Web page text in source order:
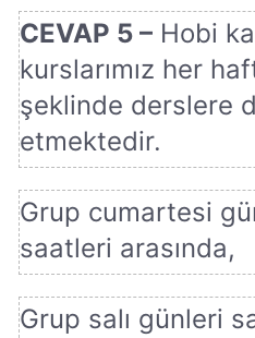
CEVAP 5 – Hobi
kurslarımız her
şeklinde derslere
etmektedir.
Grup cumartesi
saatleri arasında,
Grup salı günleri